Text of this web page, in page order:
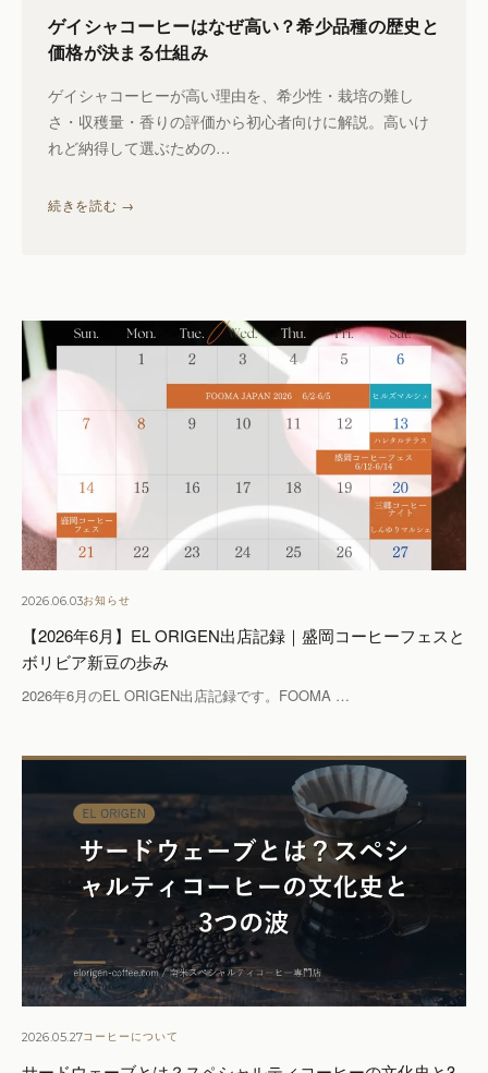
ゲイシャコーヒーはなぜ高い？希少品種の歴史と
価格が決まる仕組み
ゲイシャコーヒーが高い理由を、希少性・栽培の難し
さ・収穫量・香りの評価から初心者向けに解説。高いけ
れど納得して選ぶための…
続きを読む →
2026.06.03お知らせ
【2026年6月】EL ORIGEN出店記録｜盛岡コーヒーフェスと
ボリビア新豆の歩み
2026年6月のEL ORIGEN出店記録です。FOOMA …
2026.05.27コーヒーについて